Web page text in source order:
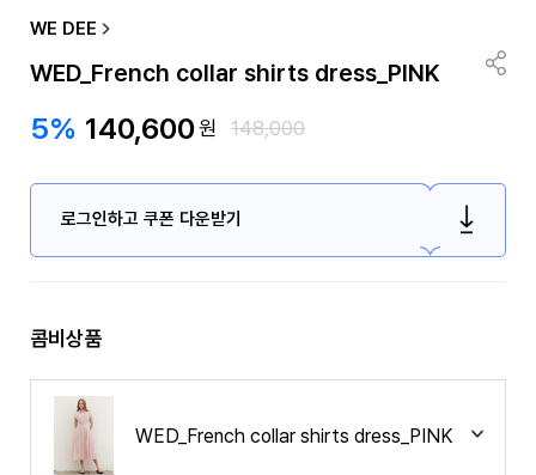
WE DEE
WED_French collar shirts dress_PINK
5% 140,600원 148,000
로그인하고 쿠폰 다운받기
콤비상품
WED_French collar shirts dress_PINK